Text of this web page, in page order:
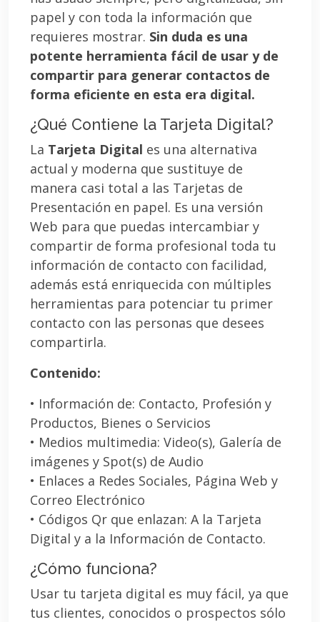
papel y con toda la información que
requieres mostrar. Sin duda es una
potente herramienta fácil de usar y de
compartir para generar contactos de
forma eficiente en esta era digital.
¿Qué Contiene la Tarjeta Digital?
La Tarjeta Digital es una alternativa
actual y moderna que sustituye de
manera casi total a las Tarjetas de
Presentación en papel. Es una versión
Web para que puedas intercambiar y
compartir de forma profesional toda tu
información de contacto con facilidad,
además está enriquecida con múltiples
herramientas para potenciar tu primer
contacto con las personas que desees
compartirla.
Contenido:
• Información de: Contacto, Profesión y
Productos, Bienes o Servicios
• Medios multimedia: Video(s), Galería de
imágenes y Spot(s) de Audio
• Enlaces a Redes Sociales, Página Web y
Correo Electrónico
• Códigos Qr que enlazan: A la Tarjeta
Digital y a la Información de Contacto.
¿Cómo funciona?
Usar tu tarjeta digital es muy fácil, ya que
tus clientes, conocidos o prospectos sólo